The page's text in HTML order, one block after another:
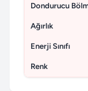
Dondurucu
Ağırlık
Enerji Sınıfı
Renk